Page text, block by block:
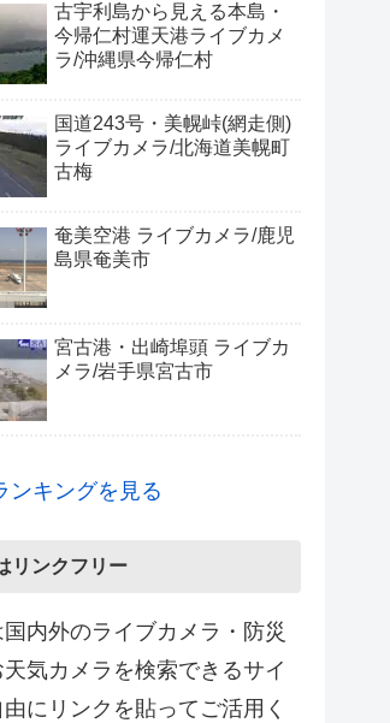
古宇利島から見える本島・
今帰仁村運天港ライブカメ
ラ/沖縄県今帰仁村
国道243号・美幌峠(網走側)
ライブカメラ/北海道美幌町
古梅
奄美空港 ライブカメラ/鹿児
島県奄美市
宮古港・出崎埠頭 ライブカ
メラ/岩手県宮古市
ンキングを見る
リンクフリー
内外のライブカメラ・防災
気カメラを検索できるサイ
由にリンクを貼ってご活用く